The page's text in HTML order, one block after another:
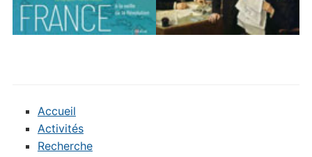
Accueil
Activités
Recherche